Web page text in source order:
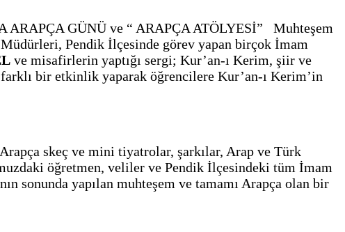
ARAPÇA GÜNÜ ve “ ARAPÇA ATÖLYESİ” Muhteşem
Pendik İlçesinde görev yapan birçok İmam
ve misafirlerin yaptığı sergi; Kur’an-ı Kerim, şiir ve
bir etkinlik yaparak öğrencilere Kur’an-ı Kerim’in
skeç ve mini tiyatrolar, şarkılar, Arap ve Türk
öğretmen, veliler ve Pendik İlçesindeki tüm İmam
sonunda yapılan muhteşem ve tamamı Arapça olan bir